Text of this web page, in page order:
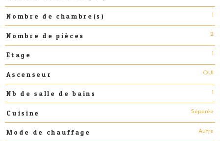
Nombre de chambre(s) 1
Nombre de pièces 2
Etage 1
Ascenseur OUI
Nb de salle de bains 1
Cuisine Séparée
Mode de chauffage Autre